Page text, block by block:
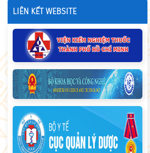
LIÊN KẾT WEBSITE